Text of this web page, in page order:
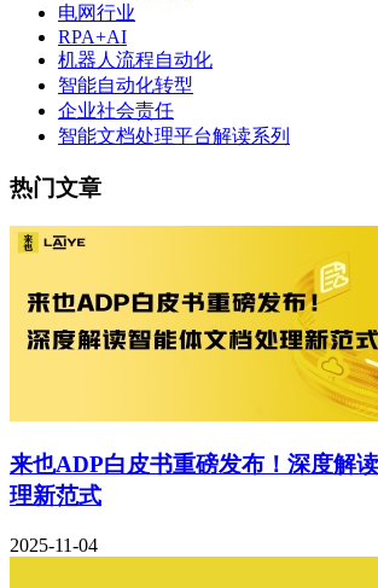
电网行业
RPA+AI
机器人流程自动化
智能自动化转型
企业社会责任
智能文档处理平台解读系列
热门文章
来也ADP白皮书重磅发布！深度解
理新范式
2025-11-04